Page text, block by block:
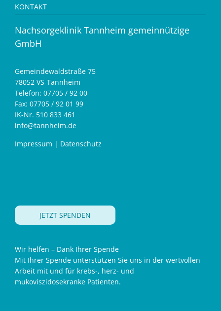
KONTAKT
Nachsorgeklinik Tannheim gemeinnützige
GmbH
Gemeindewaldstraße 75
78052 VS-Tannheim
Telefon: 07705 / 92 00
Fax: 07705 / 92 01 99
IK-Nr. 510 833 461
info@tannheim.de
Impressum | Datenschutz
JETZT SPENDEN
Wir helfen – Dank Ihrer Spende
Mit Ihrer Spende unterstützen Sie uns in der wertvollen
Arbeit mit und für krebs-, herz- und
mukoviszidosekranke Patienten.